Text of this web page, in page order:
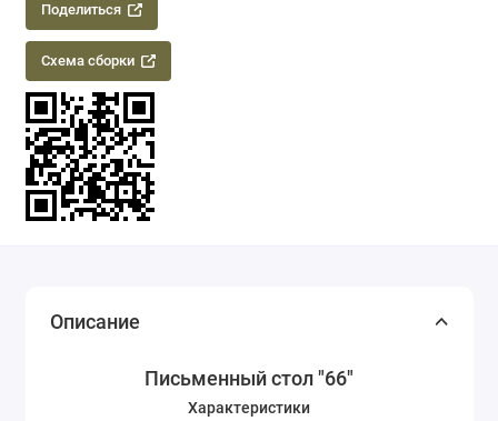
Поделиться
Схема сборки
Описание
Письменный стол "66"
Характеристики